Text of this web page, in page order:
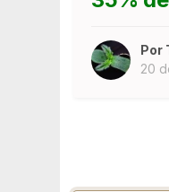
Por
20